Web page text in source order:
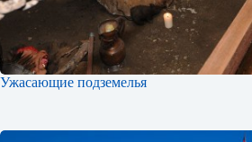
Ужасающие подземелья